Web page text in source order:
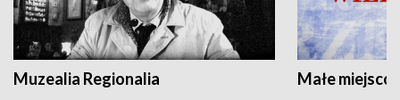
Muzealia Regionalia Małe